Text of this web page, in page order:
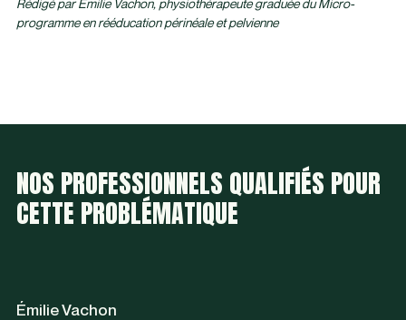
Rédigé par Émilie Vachon, physiothérapeute graduée du Micro-
programme en rééducation périnéale et pelvienne
NOS PROFESSIONNELS QUALIFIÉS POUR
CETTE PROBLÉMATIQUE
Émilie Vachon